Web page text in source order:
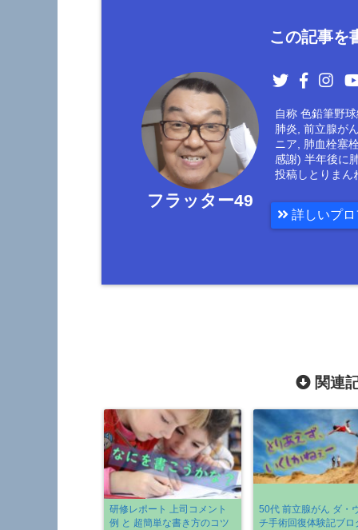
この記事を
フラッター49
自称 色鉛筆野
肺炎, 前立腺が
ニア, 肺血栓塞
感謝) 半年後に
投稿しとりまん
詳しいプ
関連
研修レポート 上司コメント
例 と 超簡単な書き方のコツ
50代 前立腺がん ダ・
チ手術回復体験記ブロ